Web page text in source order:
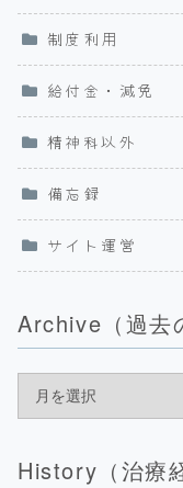
制度利用
給付金・減免
精神科以外
備忘録
サイト運営
Archive（過去
History（治療